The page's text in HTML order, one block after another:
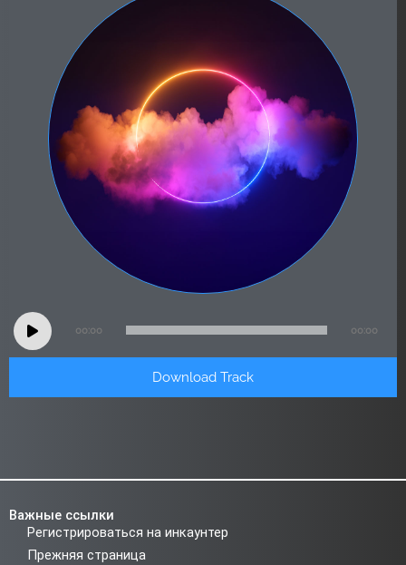
00:00 00:00
Download Track
Важные ссылки
Регистрироваться на инкаунтер
Прежняя страница